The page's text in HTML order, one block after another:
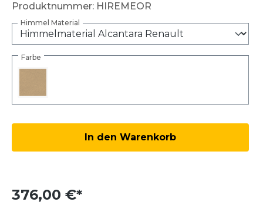
Produktnummer: HIREMEOR
Himmel Material
Farbe
Produkt Anzahl: Gib den
In den Warenkorb
376,00 €*